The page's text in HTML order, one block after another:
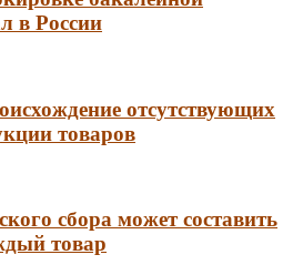
в России
отсутствующих
товаров
сбора может составить
товар